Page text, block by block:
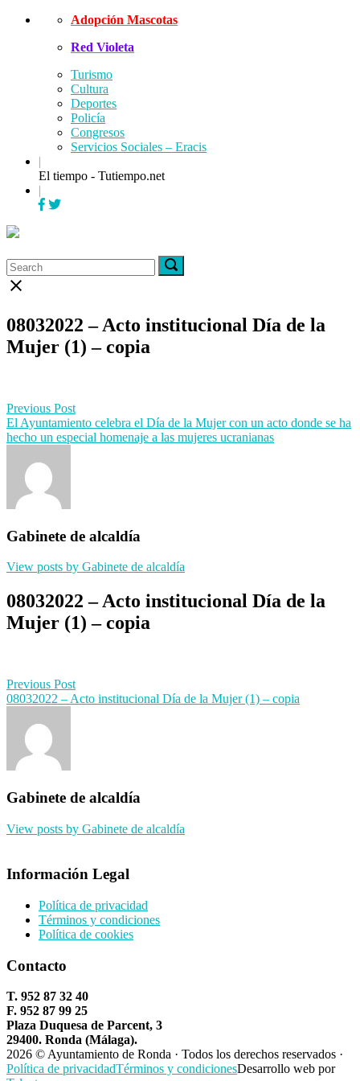
Skip
Adopción Mascotas
Red Violeta
Turismo
Cultura
Deportes
Policía
Congresos
Servicios Sociales – Eracis
|
El tiempo - Tutiempo.net
|
Menu
Search
for:
Search
for:
Search
Close
08032022 – Acto institucional Día de la
Mujer (1) – copia
Post
navigation
Previous Post
El Ayuntamiento celebra el Día de la Mujer con un acto donde se ha
hecho un especial homenaje a las mujeres ucranianas
Gabinete de alcaldía
View posts by Gabinete de alcaldía
08032022 – Acto institucional Día de la
Mujer (1) – copia
Post
navigation
Previous Post
08032022 – Acto institucional Día de la Mujer (1) – copia
Gabinete de alcaldía
View posts by Gabinete de alcaldía
Información Legal
Política de privacidad
Términos y condiciones
Política de cookies
Contacto
T. 952 87 32 40
F. 952 87 99 25
Plaza Duquesa de Parcent, 3
29400. Ronda (Málaga).
2026 © Ayuntamiento de Ronda · Todos los derechos reservados ·
Política de privacidadTérminos y condicionesDesarrollo web por